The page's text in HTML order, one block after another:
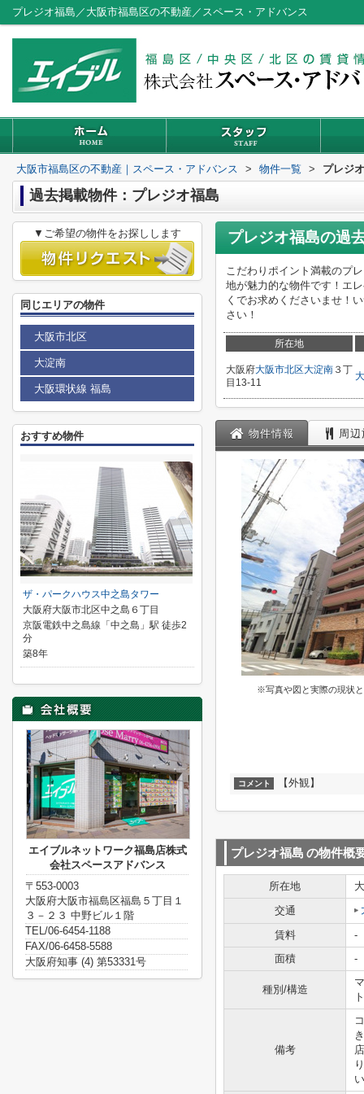
プレジオ福島／大阪市福島区の不動産／スペース・アドバンス
大阪市福島区の不動産｜スペース・アドバンス > 物件一覧 > プレジ
過去掲載物件：プレジオ福島
プレジオ福島の過
こだわりポイント満載のプ
地が魅力的な物件です！エ
くでお求めくださいませ！
さい！
所在地
大阪府大阪市北区大淀南 ３丁
目13-11
物件情報 周
※写真や図と実際の現状
コメント 【外観】
プレジオ福島 の物件概
所在地
交通
賃料
-
面積
-
種別/構造
ト
備考
▼ご希望の物件をお探しします
同じエリアの物件
大阪市北区
大淀南
大阪環状線 福島
おすすめ物件
ザ・パークハウス中之島タワー
大阪府大阪市北区中之島６丁目
京阪電鉄中之島線「中之島」駅 徒歩2
分
築8年
エイブルネットワーク福島店株式
会社スペースアドバンス
〒553-0003
大阪府大阪市福島区福島５丁目１
３－２３ 中野ビル１階
TEL/06-6454-1188
FAX/06-6458-5588
大阪府知事 (4) 第53331号